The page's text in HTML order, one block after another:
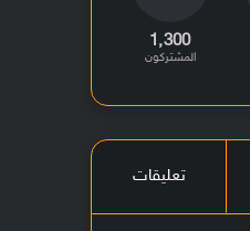
1٬300
المشتركون
تعليقات